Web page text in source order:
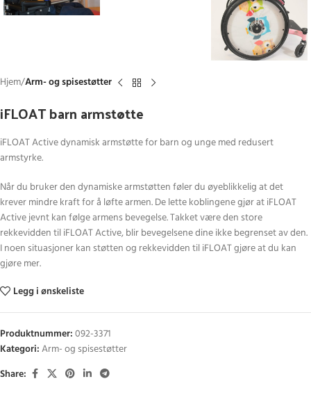
Hjem Arm- og spisestøtter
iFLOAT barn armstøtte
iFLOAT Active dynamisk armstøtte for barn og unge med redusert
armstyrke.
Når du bruker den dynamiske armstøtten føler du øyeblikkelig at det
krever mindre kraft for å løfte armen. De lette koblingene gjør at iFLOAT
Active jevnt kan følge armens bevegelse. Takket være den store
rekkevidden til iFLOAT Active, blir bevegelsene dine ikke begrenset av den.
I noen situasjoner kan støtten og rekkevidden til iFLOAT gjøre at du kan
gjøre mer.
Legg i ønskeliste
Produktnummer:092-3371
Kategori:Arm- og spisestøtter
Share: